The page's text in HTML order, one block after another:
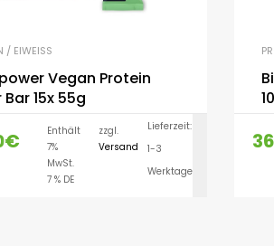
/ EIWEISS
Vegan Protein
Bar 15x 55g
€
Enthält
7%
MwSt.
7 % DE
zzgl.
Versand
Lieferzeit:
1-3
Werktage